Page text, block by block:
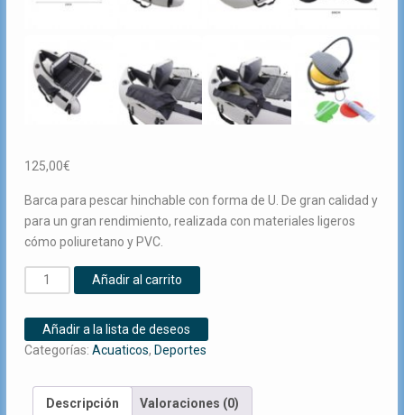
125,00€
Barca para pescar hinchable con forma de U. De gran calidad y
para un gran rendimiento, realizada con materiales ligeros
cómo poliuretano y PVC.
BARCA
HINCHABLE
PESCA
FT-
003
Añadir al carrito
Añadir a la lista de deseos
Categorías: Acuaticos, Deportes
Descripción Valoraciones (0)